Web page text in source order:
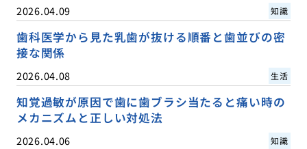
2026.04.09 知識
歯科医学から見た乳歯が抜ける順番と歯並びの密
接な関係
2026.04.08 生活
知覚過敏が原因で歯に歯ブラシ当たると痛い時の
メカニズムと正しい対処法
2026.04.06 知識